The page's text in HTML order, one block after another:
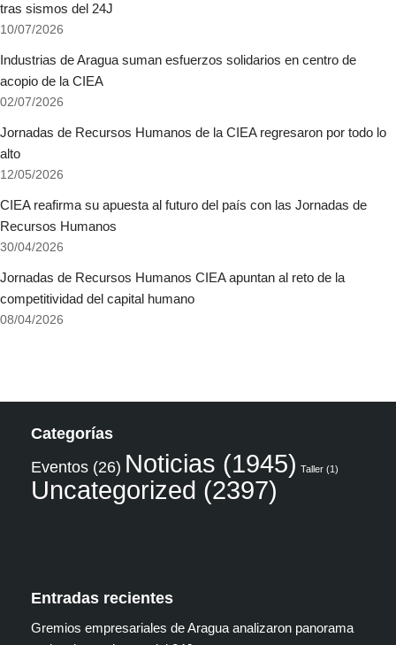
tras sismos del 24J
10/07/2026
Industrias de Aragua suman esfuerzos solidarios en centro de
acopio de la CIEA
02/07/2026
Jornadas de Recursos Humanos de la CIEA regresaron por todo lo
alto
12/05/2026
CIEA reafirma su apuesta al futuro del país con las Jornadas de
Recursos Humanos
30/04/2026
Jornadas de Recursos Humanos CIEA apuntan al reto de la
competitividad del capital humano
08/04/2026
Categorías
Eventos (26) Noticias (1945) Taller (1)
Uncategorized (2397)
Entradas recientes
Gremios empresariales de Aragua analizaron panorama